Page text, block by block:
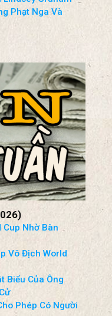
Bằng Hỏa Tiễn
Mountain Nếu
Lindsey Graham
Phạt Nga Và
Nhờ Bàn